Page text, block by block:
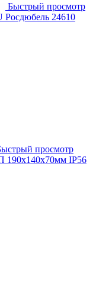
Быстрый просмотр
Росдюбель 24610
просмотр
190х140х70мм IP56